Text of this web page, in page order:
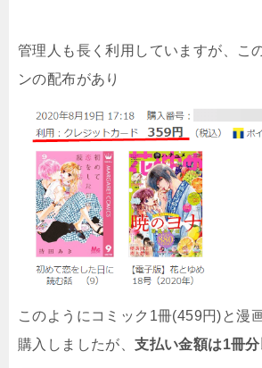
管理人も長く利用していますが、こ
ンの配布があり
このようにコミック1冊(459円)と漫
購入しましたが、支払い金額は1冊